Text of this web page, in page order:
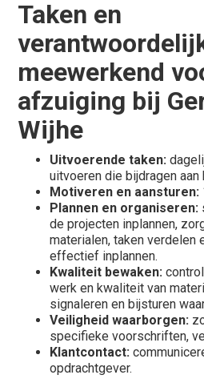
Taken en
meewerkend
afzuiging bij
Wijhe
Uitvoerende taken:
uitvoeren die bijdragen aan
Motiveren en aansturen:
Plannen en organiseren:
de projecten inplannen,
materialen, taken verdelen
effectief inplannen.
Kwaliteit bewaken:
werk en kwaliteit van
signaleren en bijsturen
Veiligheid waarborgen:
specifieke voorschriften,
Klantcontact:
opdrachtgever.